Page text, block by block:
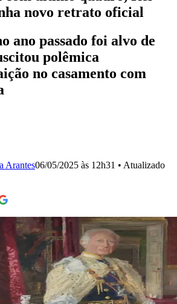
novo retrato oficial
ano passado foi alvo de
polêmica
no casamento com
Arantes06/05/2025 às 12h31 • Atualizado